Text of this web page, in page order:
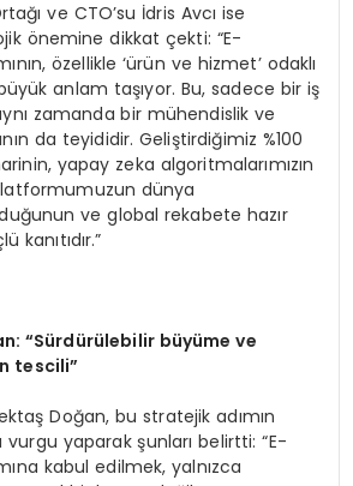
ve CTO’su İdris Avcı ise
önemine dikkat çekti: “E-
özellikle ‘ürün ve hizmet’ odaklı
anlam taşıyor. Bu, sadece bir iş
zamanda bir mühendislik ve
da teyididir. Geliştirdiğimiz %100
yapay zeka algoritmalarımızın
dünya
ve global rekabete hazır
kanıtıdır.”
“Sürdürülebilir büyüme ve
tescili”
Doğan, bu stratejik adımın
yaparak şunları belirtti: “E-
kabul edilmek, yalnızca